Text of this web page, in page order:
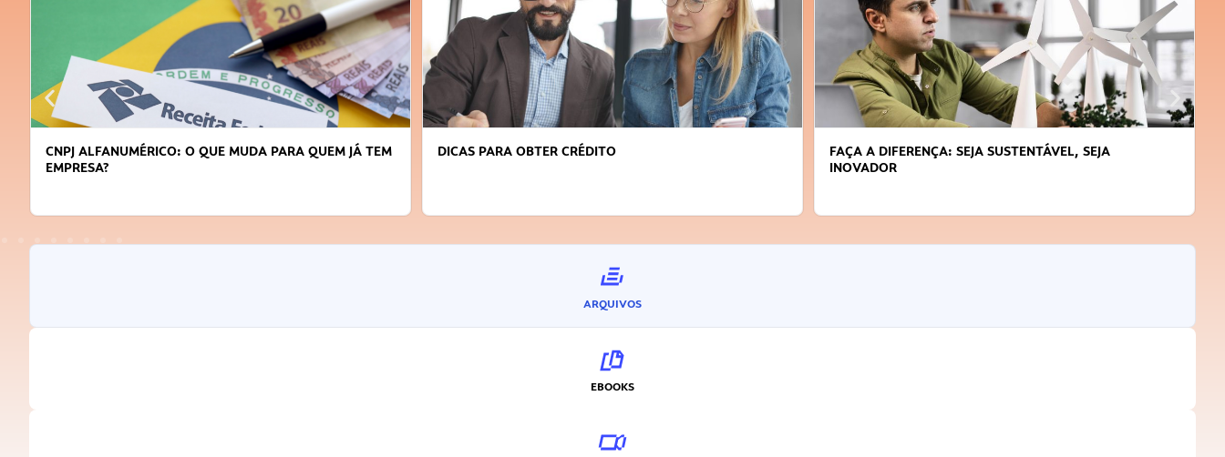
CNPJ ALFANUMÉRICO: O QUE MUDA PARA QUEM JÁ TEM
EMPRESA?
DICAS PARA OBTER CRÉDITO
FAÇA A DIFERENÇA: SEJA SUSTENTÁVEL, SEJA
INOVADOR
ARQUIVOS
EBOOKS